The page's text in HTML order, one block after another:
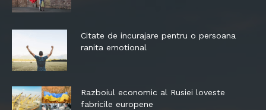
Citate de incurajare pentru o persoana
ranita emotional
Razboiul economic al Rusiei loveste
fabricile europene